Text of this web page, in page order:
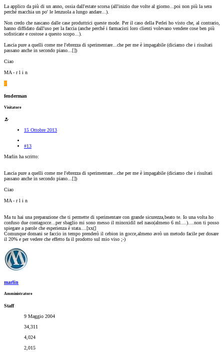
La applico da più di un anno, ossia dall'estate scorsa (all'inizio due volte al giorno...poi non più la sera
perché macchia un po' le lenzuola a lungo andare...).
Non credo che nascano dalle case produttrici queste mode. Per il caso della Perlei ho visto che, al contrario,
hanno diffidato dall'uso per la faccia (anche perché i farmacisti loro clienti volevano vendere cose ben più
sofisticate e costose a questo scopo...).
Lascia pure a quelli come me l'ebrezza di sperimentare...che per me è impagabile (diciamo che i risultati
passano anche in secondo piano...[])
Ciao
MA - r l i n
F
fenderman
Visitatore
15 Ottobre 2013
#13
Marlin ha scritto:
Lascia pure a quelli come me l'ebrezza di sperimentare...che per me è impagabile (diciamo che i risultati
passano anche in secondo piano...[])
Ciao
MA - r l i n
Ma tu hai una preparazione che ti permette di sperimentare con grande sicurezza,beato te. Io una volta ho
confuso due contagocce...per sbaglio mi sono messo il minoxidil nel naso(almeno 6 ml....)....non ti posso
spiegare a parole che esperienza è stata....[xx(]
Comunque domani se faccio in tempo prenderò il cebion in gocce,almeno avrò un metodo facile per dosare
il 20% e per vedere che effetto fa il prodotto sul mio viso ;-)
marlin
Amministratore
Staff
9 Maggio 2004
34,311
4,024
2,015